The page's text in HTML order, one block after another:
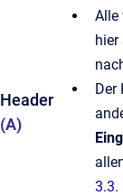
Header
(A)
Alle
hier
Der
3.3.